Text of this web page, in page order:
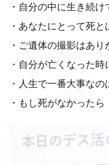
・自分の中に生き続
・あなたにとって死
・ご遺体の撮影はあり
・自分が亡くなった
・人生で一番大事なの
・もし死がなかったら